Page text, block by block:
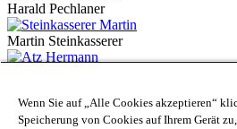
Harald Pechlaner
Martin Steinkasserer
Anna Paola Cracco
Wenn Sie auf „Alle Cookies akzeptieren“
Speicherung von Cookies auf Ihrem Gerät